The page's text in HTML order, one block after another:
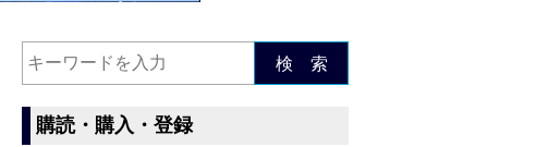
検 索
購読・購入・登録